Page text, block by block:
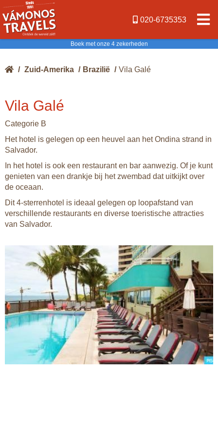
020-6735353
Boek met onze 4 zekerheden
/ Zuid-Amerika / Brazilië / Vila Galé
Vila Galé
Categorie B
Het hotel is gelegen op een heuvel aan het Ondina strand in
Salvador.
In het hotel is ook een restaurant en bar aanwezig. Of je kunt
genieten van een drankje bij het zwembad dat uitkijkt over
de oceaan.
Dit 4-sterrenhotel is ideaal gelegen op loopafstand van
verschillende restaurants en diverse toeristische attracties
van Salvador.